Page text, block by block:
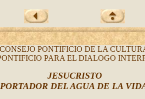
CONSEJO PONTIFICIO DE LA
PARA EL DIALOGO
JESUCRISTO
PORTADOR DEL AGUA DE LA